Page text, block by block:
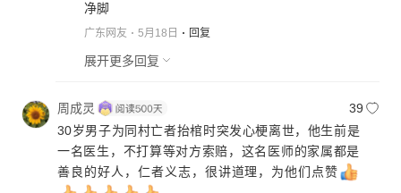
净脚
广东网友 5月18日 回复
展开更多回复
周成灵
39
30岁男子为同村亡者抬棺时突发心梗离世，他生前是
一名医生，不打算等对方索赔，这名医师的家属都是
善良的好人，仁者义志，很讲道理，为他们点赞